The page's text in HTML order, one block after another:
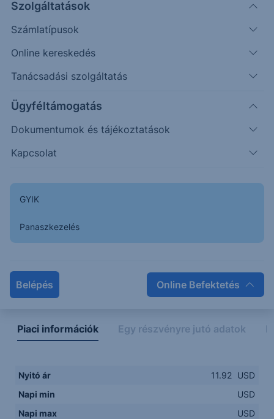
Szolgáltatások
Számlatípusok
Online kereskedés
Tanácsadási szolgáltatás
Ügyféltámogatás
Dokumentumok és tájékoztatások
Kapcsolat
GYIK
Panaszkezelés
Belépés Online Befektetés
Ez a grafikon jelenleg nem elérhető.
Napon belüli Historikus
Legfontosabb adatok
Piaci információk Egy részvényre jutó adatok
Nyitó ár 11.92 USD
Napi min
USD
Napi max
USD